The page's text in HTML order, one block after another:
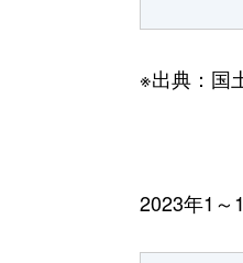
※出典：国
2023年1～